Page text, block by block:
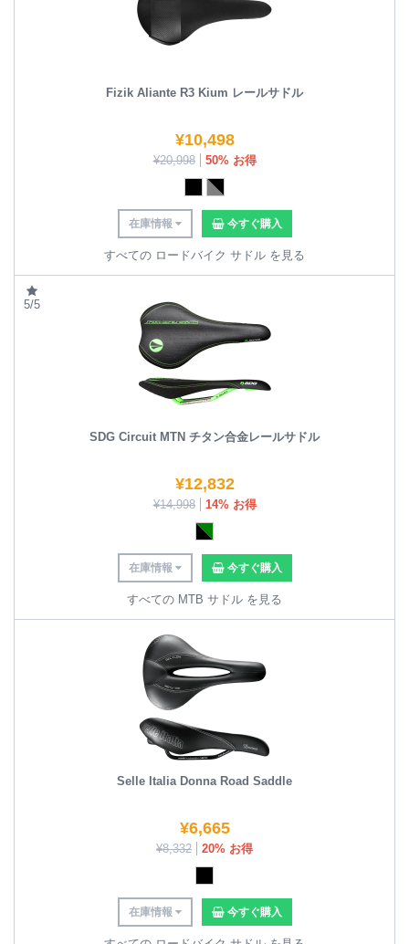
Fizik Aliante R3 Kium レールサドル
¥10,498
¥20,998 50% お得
在庫情報 今すぐ購入
すべての ロードバイク サドル を見る
5/5
SDG Circuit MTN チタン合金レールサドル
¥12,832
¥14,998 14% お得
在庫情報 今すぐ購入
すべての MTB サドル を見る
Selle Italia Donna Road Saddle
¥6,665
¥8,332 20% お得
在庫情報 今すぐ購入